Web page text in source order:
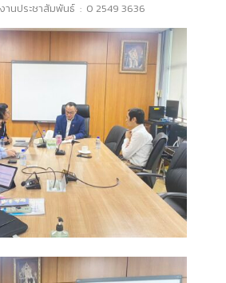
านประชาสัมพันธ์ : 0 2549 3636